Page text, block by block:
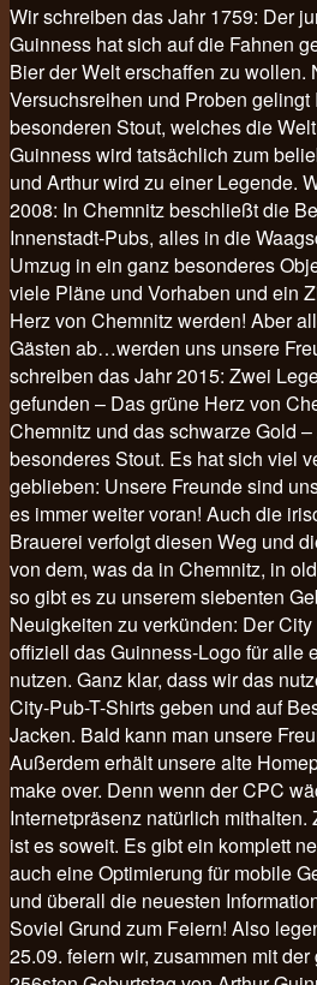
Wir schreiben das Jahr 1759: Der
Guinness hat sich auf die Fahnen
Bier der Welt erschaffen zu wollen.
Versuchsreihen und Proben
besonderen Stout, welches die
Guinness wird tatsächlich zum
und Arthur wird zu einer Legende.
2008: In Chemnitz beschließt die
Innenstadt-Pubs, alles in die
Umzug in ein ganz besonderes
viele Pläne und Vorhaben und ein
Herz von Chemnitz werden! Aber
Gästen ab…werden uns unsere
schreiben das Jahr 2015: Zwei
gefunden – Das grüne Herz von
Chemnitz und das schwarze Gold
besonderes Stout. Es hat sich viel
geblieben: Unsere Freunde sind
es immer weiter voran! Auch die
Brauerei verfolgt diesen Weg und
von dem, was da in Chemnitz, in
so gibt es zu unserem siebenten
Neuigkeiten zu verkünden: Der
offiziell das Guinness-Logo für alle
nutzen. Ganz klar, dass wir das
City-Pub-T-Shirts geben und auf
Jacken. Bald kann man unsere
Außerdem erhält unsere alte
make over. Denn wenn der CPC
Internetpräsenz natürlich mithalten.
ist es soweit. Es gibt ein komplett
auch eine Optimierung für mobile
und überall die neuesten
Soviel Grund zum Feiern! Also
25.09. feiern wir, zusammen mit